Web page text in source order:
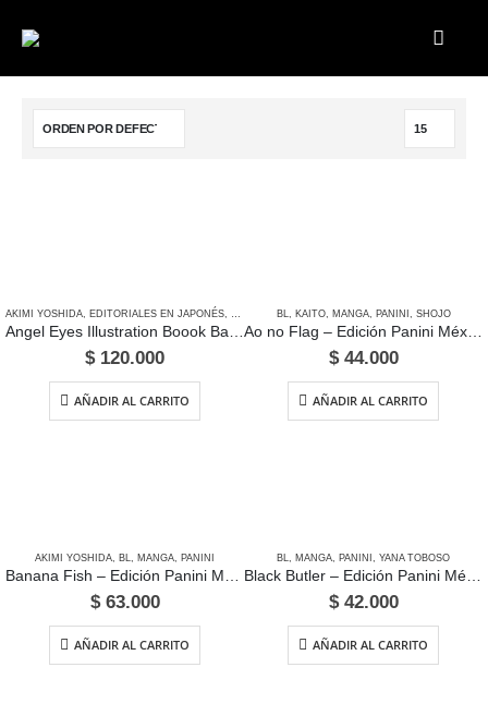
AKIMI YOSHIDA EDITORIALES EN JAPONÉS LIBROS DE ARTE
$120.000
AÑADIR AL CARRITO
BL KAITO, MANGA, PANINI SHOJO
$44.000
AÑADIR AL CARRITO
AKIMI YOSHIDA, BL, MANGA, PANINI
Banana Fish – Edición Panini México
$63.000
AÑADIR AL CARRITO
BL, MANGA, PANINI , YANA TOBOSO
Black Butler – Edición Panini México
$42.000
AÑADIR AL CARRITO